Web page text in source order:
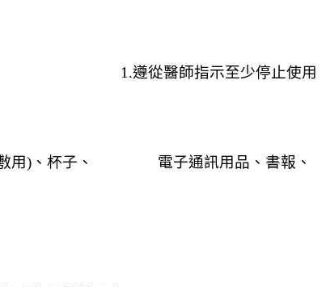
1.遵從醫師指示至少停止使用
用)、 杯子、 電子通訊用品、書報、